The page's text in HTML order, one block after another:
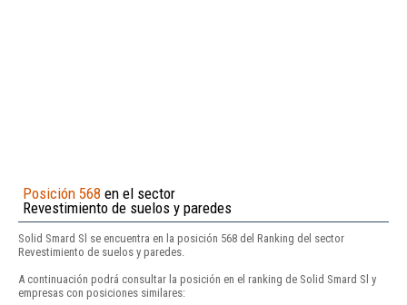
Posición 568 en el sector
Revestimiento de suelos y paredes
Solid Smard Sl se encuentra en la posición 568 del Ranking del sector
Revestimiento de suelos y paredes.
A continuación podrá consultar la posición en el ranking de Solid Smard Sl y
empresas con posiciones similares: